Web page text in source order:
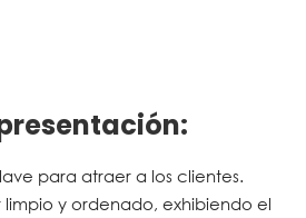
:
para atraer a los clientes.
y ordenado, exhibiendo el